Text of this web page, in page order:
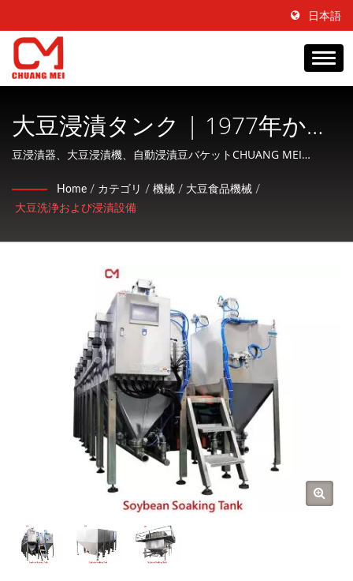
日本語
大豆浸漬タンク | 1977年から
の食品成形、コーティング＆
調理機械の製造業者として45
年 | CHUANG MEI INDUSTRIAL
CO.
豆浸漬器、大豆浸漬機、自動浸漬豆バケットCHUANG MEI
化し、顧客に親切なサービスを提供する会社です。
Home / カテゴリ / 機械 / 大豆食品機械 /
大豆洗浄および浸漬設備